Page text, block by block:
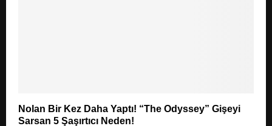
Nolan Bir Kez Daha Yaptı! “The Odyssey” Gişeyi
Sarsan 5 Şaşırtıcı Neden!